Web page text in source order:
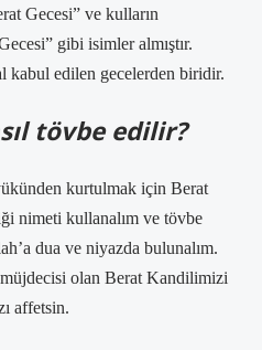
Gecesi” ve kulların
gibi isimler almıştır.
kabul edilen gecelerden biridir.
tövbe edilir?
kurtulmak için Berat
nimeti kullanalım ve tövbe
dua ve niyazda bulunalım.
olan Berat Kandilimizi
affetsin.